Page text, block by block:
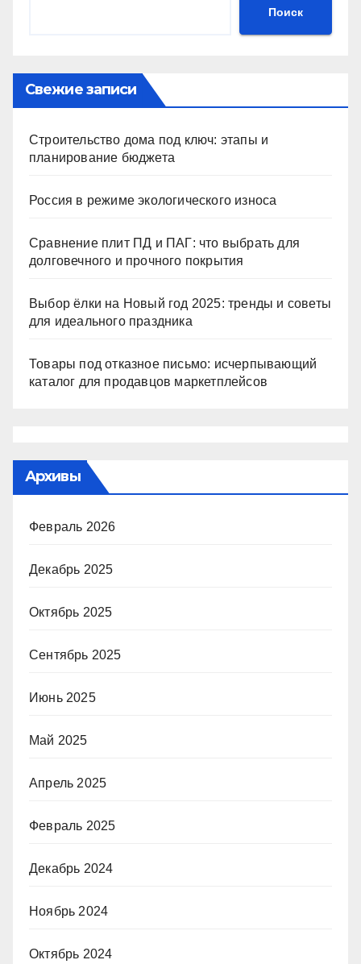
Поиск
Свежие записи
Строительство дома под ключ: этапы и
планирование бюджета
Россия в режиме экологического износа
Сравнение плит ПД и ПАГ: что выбрать для
долговечного и прочного покрытия
Выбор ёлки на Новый год 2025: тренды и советы
для идеального праздника
Товары под отказное письмо: исчерпывающий
каталог для продавцов маркетплейсов
Архивы
Февраль 2026
Декабрь 2025
Октябрь 2025
Сентябрь 2025
Июнь 2025
Май 2025
Апрель 2025
Февраль 2025
Декабрь 2024
Ноябрь 2024
Октябрь 2024